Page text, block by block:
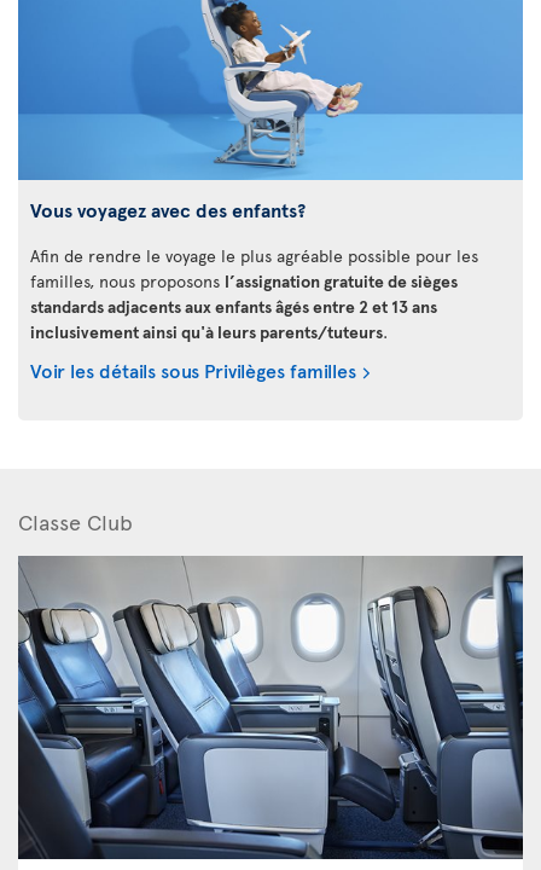
Vous voyagez avec des enfants?
Afin de rendre le voyage le plus agréable possible pour les
familles, nous proposons l’assignation gratuite de sièges
standards adjacents aux enfants âgés entre 2 et 13 ans
inclusivement ainsi qu'à leurs parents/tuteurs.
Voir les détails sous Privilèges familles
Classe Club